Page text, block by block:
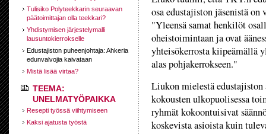
Tulisiko Polyteekkarin seuraavan
päätoimittajan olla teekkari?
Yhdistymisen järjestelymalli
lausuntokierrokselle
Edustajiston puheenjohtaja: Ahkeria
edunvalvojia kaivataan
Mistä lisää virtaa?
TEEMA:
UNELMATYÖPAIKKA
Resepti työssä viihtymiseen
Kaksi ajatusta työstä
osa edustajiston jäsenistä
"Yleensä samat henkilöt
oheistoimintaan ja ovat
yhteisökerrosta kiipeämällä
alas pohjakerrokseen."
Liukon mielestä
kokousten ulkopuolisessa
ryhmät kokoontuisivat
koskevista asioista kuin